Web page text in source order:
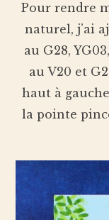
Pour rendre
naturel, j’ai
au G28,
au V20 et
haut à
la pointe